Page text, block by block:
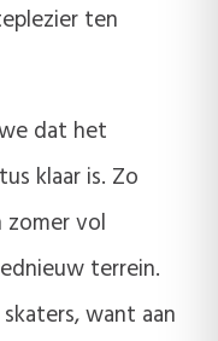
ten
dat het
klaar is. Zo
vol
terrein.
want aan